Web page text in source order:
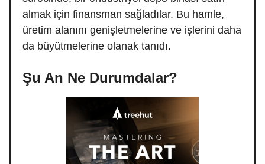
almak için finansman sağladılar. Bu hamle,
üretim alanını genişletmelerine ve işlerini daha
da büyütmelerine olanak tanıdı.
Şu An Ne Durumdalar?